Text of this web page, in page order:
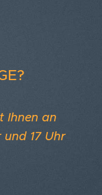
Ihnen an
17 Uhr